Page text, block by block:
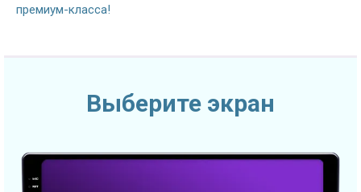
премиум-класса!
Выберите экран